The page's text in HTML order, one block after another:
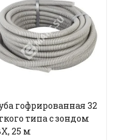
гофрированная 32
типа с зондом
25 м